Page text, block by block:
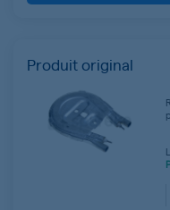
Produit original